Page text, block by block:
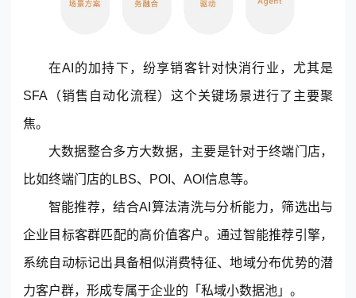
在AI的加持下， 纷享销客针对快消行业，尤其是
SFA（销售自动化流程）这个关键场景进行了主要聚
焦。
大数据整合多方大数据，主要是针对于终端门店，
比如终端门店的LBS、POI、AOI信息等。
智能推荐，结合AI算法清洗与分析能力，筛选出与
企业目标客群匹配的高价值客户。通过智能推荐引擎，
系统自动标记出具备相似消费特征、地域分布优势的潜
力客户群，形成专属于企业的「私域小数据池」。